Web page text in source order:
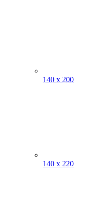
140 x 200
140 x 220